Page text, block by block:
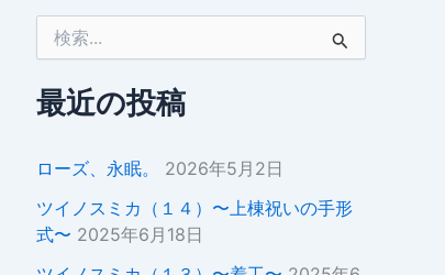
象
:最近の投稿
ローズ、永眠。
2026年5月2日
ツイノスミカ（１４）〜上棟祝いの手形
式〜 2025年6月18日